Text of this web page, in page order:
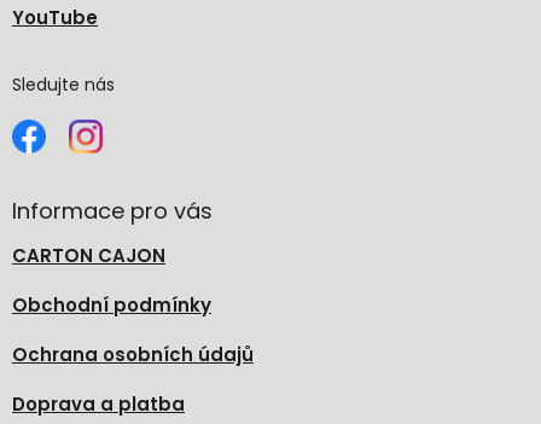
YouTube
Sledujte nás
Informace pro vás
CARTON CAJON
Obchodní podmínky
Ochrana osobních údajů
Doprava a platba